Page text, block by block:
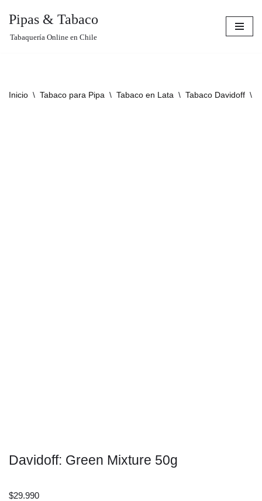
Pipas & Tabaco
Tabaquería Online en Chile
Inicio \ Tabaco para Pipa \ Tabaco en Lata \ Tabaco Davidoff \
Davidoff: Green Mixture 50g
$29.990